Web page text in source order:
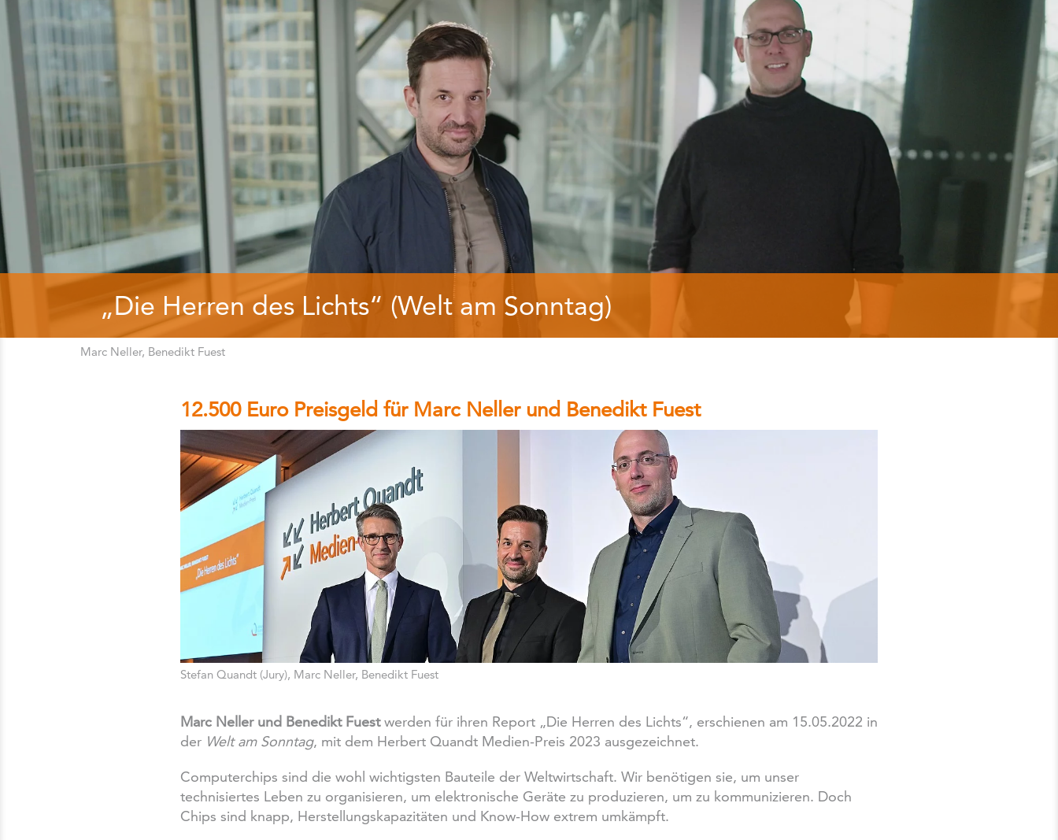
„Die Herren des Lichts“ (Welt am Sonntag)
Marc Neller, Benedikt Fuest
12.500 Euro Preisgeld für Marc Neller und Benedikt Fuest
Stefan Quandt (Jury), Marc Neller, Benedikt Fuest
Marc Neller und Benedikt Fuestwerden für ihren Report „Die Herren des Lichts“, erschienen am 15.05.2022 in
der Welt am Sonntag, mit dem Herbert Quandt Medien-Preis 2023 ausgezeichnet.
Computerchips sind die wohl wichtigsten Bauteile der Weltwirtschaft. Wir benötigen sie, um unser
technisiertes Leben zu organisieren, um elektronische Geräte zu produzieren, um zu kommunizieren. Doch
Chips sind knapp, Herstellungskapazitäten und Know-How extrem umkämpft.